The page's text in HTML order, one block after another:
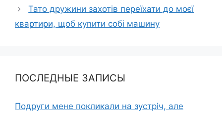
Тато дружини захотів переїхати до моєї
квартири, щоб куnити собі машину
ПОСЛЕДНЫЕ ЗАПИСЫ
Подруги мене покликали на зустріч, але